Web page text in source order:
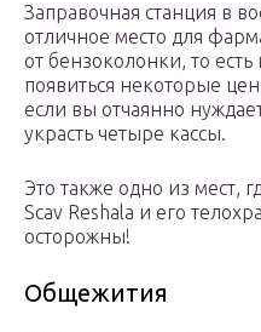
Заправочная станция в
отличное место для
от бензоколонки, то
появиться некоторые
если вы отчаянно
украсть четыре кассы.
Это также одно из мест,
Scav Reshala и его
осторожны!
Общежития